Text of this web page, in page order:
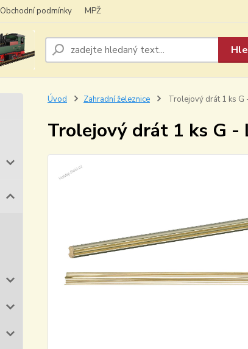
Obchodní podmínky MPŽ
Úvod Zahradní železnice Trolejový drát 1 ks G
Trolejový drát 1 ks G -